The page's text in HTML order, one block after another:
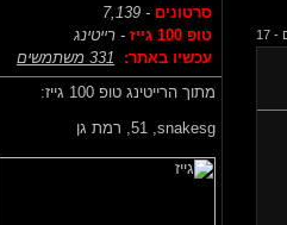
17
סרטונים - 7,139
טופ 100 גייז
- רייטינג
עכשיו באתר:
331 משתמשים
מתוך הרייטינג טופ 100 גייז:
snakesg, 51, רמת גן